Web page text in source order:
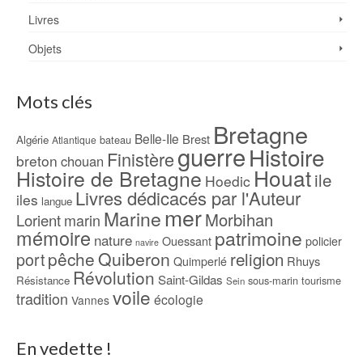
Livres
Objets
Mots clés
Algérie Atlantique bateau Belle-Ile Brest Bretagne
breton chouan FinistèreguerreHistoire
Histoire de Bretagne Hoedic Houatile
iles langue Livres dédicacés par l'Auteur
Lorientmarin Marine merMorbihan
mémoire nature navire Ouessant patrimoine policier
portpêcheQuiberon Quimperlé religion Rhuys
Résistance Révolution Saint-Gildas Sein sous-marin tourisme
tradition Vannes voile écologie
En vedette !